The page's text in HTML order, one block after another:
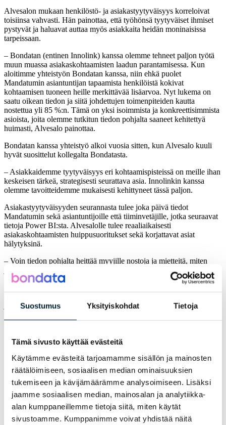
Suostumus Yksityiskohdat Tietoja
Tämä sivusto käyttää evästeitä
Käytämme evästeitä tarjoamamme sisällön ja mainosten
räätälöimiseen, sosiaalisen median ominaisuuksien
tukemiseen ja kävijämäärämme analysoimiseen. Lisäksi
jaamme sosiaalisen median, mainosalan ja analytiikka-
alan kumppaneillemme tietoja siitä, miten käytät
sivustoamme. Kumppanimme voivat yhdistää näitä
Alvesalon mukaan henkilöstö- ja asiakastyytyväisyys korreloivat
toisiinsa vahvasti. Hän painottaa, että työhönsä tyytyväiset ihmiset
pystyvät ja haluavat auttaa myös asiakkaita heidän moninaisissa
tarpeissaan.
– Bondatan (entinen Innolink) kanssa olemme tehneet paljon työtä
muun muassa asiakaskohtaamisten laadun parantamisessa. Kun
aloitimme yhteistyön Bondatan kanssa, niin ehkä puolet
Mandatumin asiantuntijan tapaamista henkilöistä kokivat
kohtaamisen tuoneen heille merkittävää lisäarvoa. Nyt lukema on
saatu oikean tiedon ja siitä johdettujen toimenpiteiden kautta
nostettua yli 85 %:n. Tämä on yksi isoimmista ja konkreettisimmista
asioista, joita olemme tutkitun tiedon pohjalta saaneet kehitettyä
huimasti, Alvesalo painottaa.
Bondatan kanssa yhteistyö alkoi vuosia sitten, kun Alvesalo kuuli
hyvät suosittelut kollegalta Bondatasta.
– Asiakkaidemme tyytyväisyys eri kohtaamispisteissä on meille ihan
keskeisen tärkeä, strategisesti seurattava asia. Innolinkin kanssa
olemme tavoitteidemme mukaisesti kehittyneet tässä paljon.
Asiakastyytyväisyyden seurannasta tulee joka päivä tiedot
Mandatumin sekä asiantuntijoille että tiiminvetäjille, jotka seuraavat
tietoja Power BI:sta. Alvesalolle tulee reaaliaikaisesti
asiakaskohtaamisten huippusuoritukset sekä korjattavat asiat
hälytyksinä.
– Voin tiedon pohjalta heittää myyjille nostoja ja mietteitä, miten
jokaisen suhteen olisi hyvä toimia. Asiakastyytyväisyystieto, jota
keräämme, on jatkuvasti arjessa mukana.
jalostamaan asiakaskohtaamisia siihen suuntaan, että asiakas kokee
keskustelu pidettiin.
”Kokonaisuus Bondatan kanssa toimii. Aloimme
seuraamaan asiakkaamme kokemaa hyötyä ja
johtamaan sitä kautta myyntityötä sekä
asiakaspalvelua. Painotamme nyt toiminnassamme
asioita, joista asiakkaat antavat meille kiitosta. Voin
sanoa, että tuomme koko ajan enemmän arvoa
asiakaskohtaamisiin”.